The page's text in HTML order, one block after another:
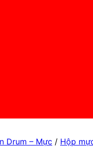
Drum – Mực / Hộp